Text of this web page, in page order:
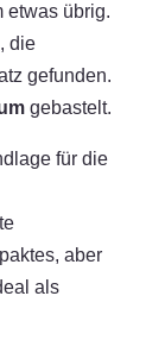
etwas übrig.
die
gefunden.
gebastelt.
für die
aber
als